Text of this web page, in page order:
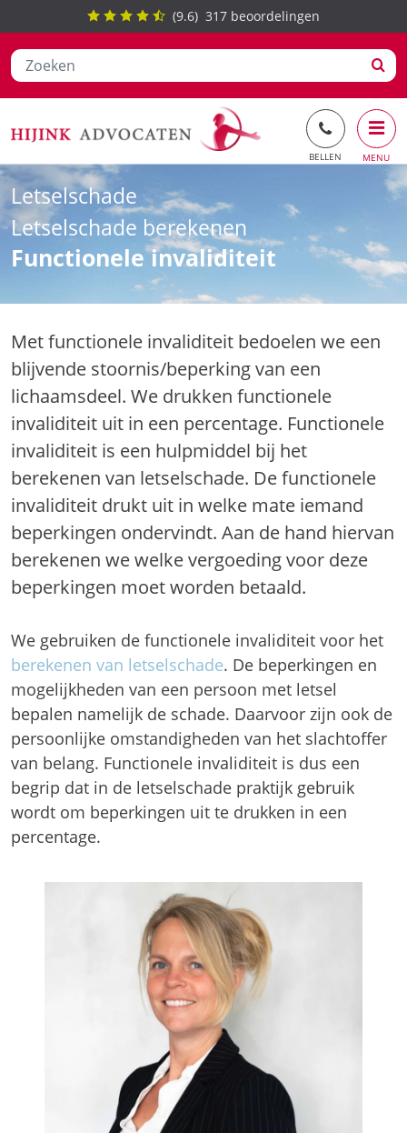
Ga
naar
de
inhoud
(9.6) 317 beoordelingen
Letselschade
Letselschade berekenen
Functionele invaliditeit
Met functionele invaliditeit bedoelen we een
blijvende stoornis/beperking van een
lichaamsdeel. We drukken functionele
invaliditeit uit in een percentage. Functionele
invaliditeit is een hulpmiddel bij het
berekenen van letselschade. De functionele
invaliditeit drukt uit in welke mate iemand
beperkingen ondervindt. Aan de hand hiervan
berekenen we welke vergoeding voor deze
beperkingen moet worden betaald.
We gebruiken de functionele invaliditeit voor het
berekenen van letselschade. De beperkingen en
mogelijkheden van een persoon met letsel
bepalen namelijk de schade. Daarvoor zijn ook de
persoonlijke omstandigheden van het slachtoffer
van belang. Functionele invaliditeit is dus een
begrip dat in de letselschade praktijk gebruik
wordt om beperkingen uit te drukken in een
percentage.